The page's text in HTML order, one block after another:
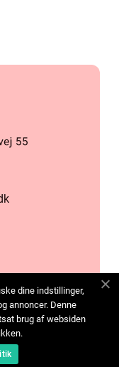
dine indstillinger,
annoncer. Denne
brug af websiden